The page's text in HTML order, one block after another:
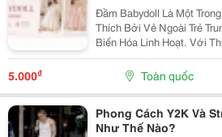
Đầm Babydoll Là Một
Thích Bởi Vẻ Ngoài Trẻ
Biến Hóa Linh Hoạt. Với
Phần Ngực Hoặc Eo Rồi
Váy Này Tạo Cảm Giác
Được...
5.000₫ Toàn quốc
Phong Cách Y2K Và
Như Thế Nào?